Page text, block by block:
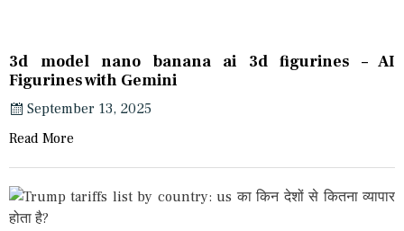
3d model nano banana ai 3d figurines – AI
Figurines with Gemini
September 13, 2025
Read More